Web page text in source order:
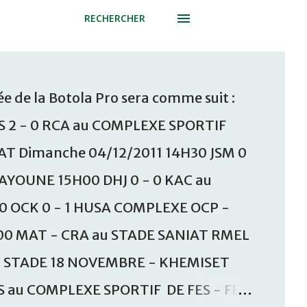
RECHERCHER
de la Botola Pro sera comme suit :
- 0 RCA au COMPLEXE SPORTIF
Dimanche 04/12/2011 14H30 JSM 0
15H00 DHJ 0 - 0 KAC au
OCK 0 - 1 HUSA COMPLEXE OCP -
MAT - CRA au STADE SANIAT RMEL
18 NOVEMBRE - KHEMISET
COMPLEXE SPORTIF DE FES - FES